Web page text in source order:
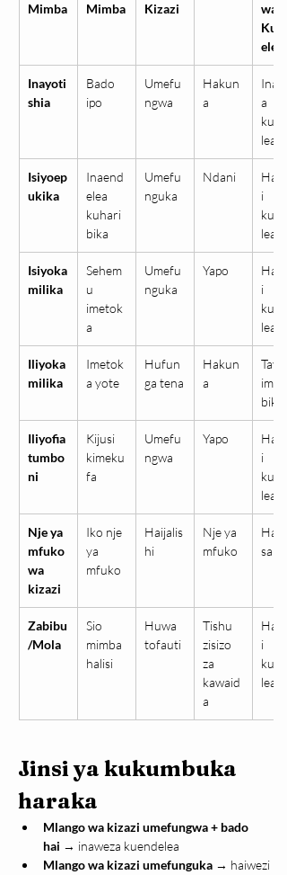
Mimba Mimba Kizazi
wa
elea
Inayoti
shia
Bado
ipo
Umefu
ngwa
Hakun
a
a
lea
Isiyoep
ukika
Inaend
elea
kuhari
bika
Umefu
nguka
Ndani
i
lea
Isiyoka
milika
Sehem
u
imetok
a
Umefu
nguka
Yapo
i
lea
Iliyoka
milika
Imetok
a yote
Hufun
ga tena
Hakun
a
bika
Iliyofia
tumbo
ni
Kijusi
kimeku
fa
Umefu
ngwa
Yapo
i
lea
Nje ya
mfuko
wa
kizazi
Iko nje
ya
mfuko
Haijalis
hi
Nje ya
mfuko
sana
Zabibu
/Mola
Sio
mimba
halisi
Huwa
tofauti
Tishu
zisizo
za
kawaid
a
i
lea
Jinsi ya kukumbuka
haraka
Mlango wa kizazi umefungwa + bado
hai → inaweza kuendelea
Mlango wa kizazi umefunguka → haiwezi